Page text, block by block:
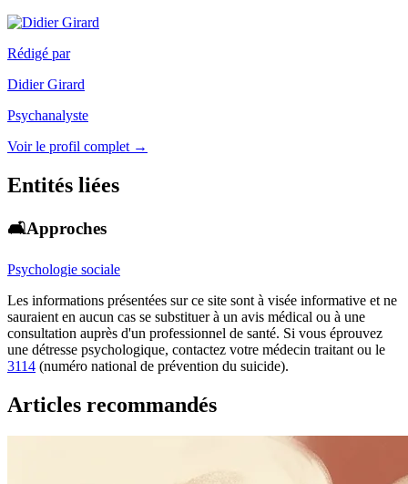
Rédigé par
Didier Girard
Psychanalyste
Voir le profil complet →
Entités liées
🛋️Approches
Psychologie sociale
Les informations présentées sur ce site sont à visée informative et ne
sauraient en aucun cas se substituer à un avis médical ou à une
consultation auprès d'un professionnel de santé. Si vous éprouvez
une détresse psychologique, contactez votre médecin traitant ou le
3114 (numéro national de prévention du suicide).
Articles recommandés